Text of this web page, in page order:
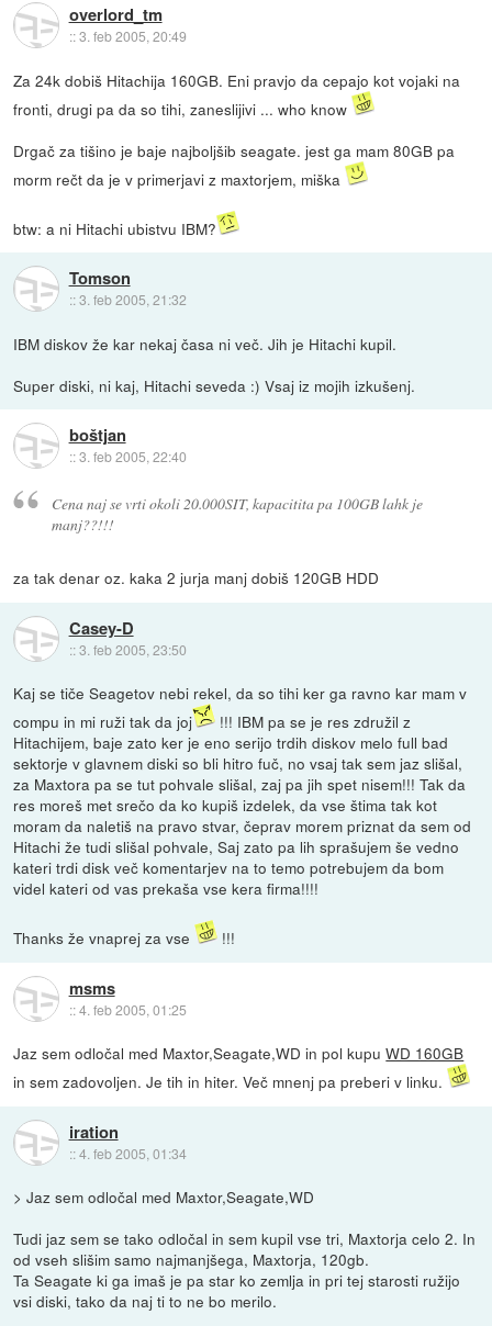
overlord_tm
::3. feb 2005, 20:49
Za 24k dobiš Hitachija 160GB. Eni pravjo da cepajo kot vojaki na
fronti, drugi pa da so tihi, zaneslijivi ... who know
Drgač za tišino je baje najboljšib seagate. jest ga mam 80GB pa
morm rečt da je v primerjavi z maxtorjem, miška
btw: a ni Hitachi ubistvu IBM?
Tomson
::3. feb 2005, 21:32
IBM diskov že kar nekaj časa ni več. Jih je Hitachi kupil.
Super diski, ni kaj, Hitachi seveda :) Vsaj iz mojih izkušenj.
boštjan
::3. feb 2005, 22:40
Cena naj se vrti okoli 20.000SIT, kapacitita pa 100GB lahk je
manj??!!!
za tak denar oz. kaka 2 jurja manj dobiš 120GB HDD
Casey-D
::3. feb 2005, 23:50
Kaj se tiče Seagetov nebi rekel, da so tihi ker ga ravno kar mam v
compu in mi ruži tak da joj
!!! IBM pa se je res združil z
Hitachijem, baje zato ker je eno serijo trdih diskov melo full bad
sektorje v glavnem diski so bli hitro fuč, no vsaj tak sem jaz slišal,
za Maxtora pa se tut pohvale slišal, zaj pa jih spet nisem!!! Tak da
res moreš met srečo da ko kupiš izdelek, da vse štima tak kot
moram da naletiš na pravo stvar, čeprav morem priznat da sem od
Hitachi že tudi slišal pohvale, Saj zato pa lih sprašujem še vedno
kateri trdi disk več komentarjev na to temo potrebujem da bom
videl kateri od vas prekaša vse kera firma!!!!
Thanks že vnaprej za vse !!!
msms
::4. feb 2005, 01:25
Jaz sem odločal med Maxtor,Seagate,WD in pol kupuWD 160GB
in sem zadovoljen. Je tih in hiter. Več mnenj pa preberi v linku.
iration
::4. feb 2005, 01:34
> Jaz sem odločal med Maxtor,Seagate,WD
Tudi jaz sem se tako odločal in sem kupil vse tri, Maxtorja celo 2. In
od vseh slišim samo najmanjšega, Maxtorja, 120gb.
Ta Seagate ki ga imaš je pa star ko zemlja in pri tej starosti ružijo
vsi diski, tako da naj ti to ne bo merilo.